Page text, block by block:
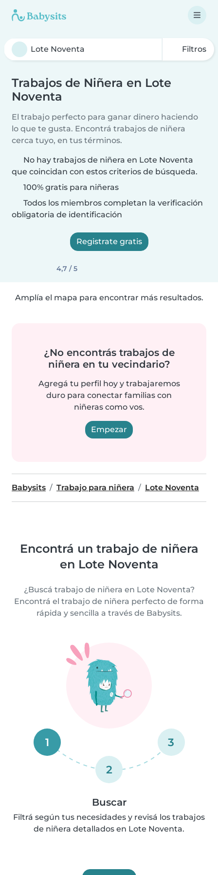
Filtros
Trabajos de Niñera en Lote
Noventa
El trabajo perfecto para ganar dinero haciendo
lo que te gusta. Encontrá trabajos de niñera
cerca tuyo, en tus términos.
No hay trabajos de niñera en Lote Noventa
que coincidan con estos criterios de búsqueda.
100% gratis para niñeras
Todos los miembros completan la verificación
obligatoria de identificación
Registrate gratis
4,7 / 5
Amplía el mapa para encontrar más resultados.
¿No encontrás trabajos de
niñera en tu vecindario?
Agregá tu perfil hoy y trabajaremos
duro para conectar familias con
niñeras como vos.
Empezar
Babysits Trabajo para niñera Lote Noventa
Encontrá un trabajo de niñera
en Lote Noventa
¿Buscá trabajo de niñera en Lote Noventa?
Encontrá el trabajo de niñera perfecto de forma
rápida y sencilla a través de Babysits.
1
2
3
Buscar
Filtrá según tus necesidades y revisá los trabajos
de niñera detallados en Lote Noventa.